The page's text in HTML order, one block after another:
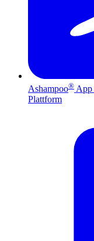
Ashampoo® App
Plattform